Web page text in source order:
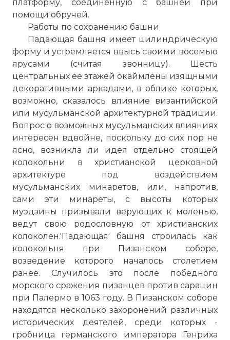
платформу, соединенную с башней при
помощи обручей.
Работы по сохранению башни
Падающая башня имеет цилиндрическую
форму и устремляется ввысь своими восемью
ярусами (считая звонницу). Шесть
центральных ее этажей окаймлены изящными
декоративными аркадами, в облике которых,
возможно, сказалось влияние византийской
или мусульманской архитектурной традиции.
Вопрос о возможных мусульманских влияниях
интересен вдвойне, поскольку до сих пор не
ясно, возникла ли идея отдельно стоящей
колокольни в христианской церковной
архитектуре под воздействием
мусульманских минаретов, или, напротив,
сами эти минареты, с высоты которых
муэдзины призывали верующих к моленью,
ведут свою родословную от христианских
колоколен.'Падающая' башня строилась как
колокольня при Пизанском соборе,
возведение которого началось столетием
ранее. Случилось это после победного
морского сражения пизанцев против сарацин
при Палермо в 1063 году. В Пизанском соборе
находятся несколько захоронений различных
исторических деятелей, среди которых -
гробница германского императора Генриха
☓